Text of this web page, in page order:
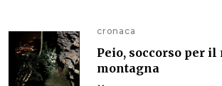
cronaca
Peio, soccorso per il
montagna